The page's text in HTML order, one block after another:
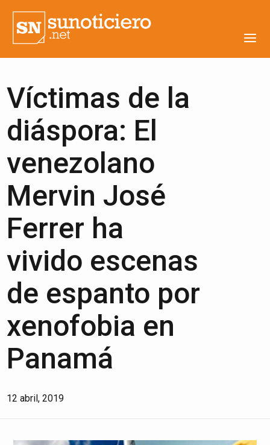
Víctimas de la
diáspora: El
venezolano
Mervin José
Ferrer ha
vivido escenas
de espanto por
xenofobia en
Panamá
12 abril, 2019